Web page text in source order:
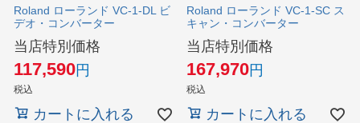
Roland ローランド VC-1-DL ビ
デオ・コンバーター
当店特別価格
117,590
税込
カートに入れる
Roland ローランド VC-1-SC ス
キャン・コンバーター
当店特別価格
167,970
税込
カートに入れる